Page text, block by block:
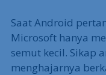
Saat Android
Microsoft hanya
semut kecil. Sikap
menghajarnya